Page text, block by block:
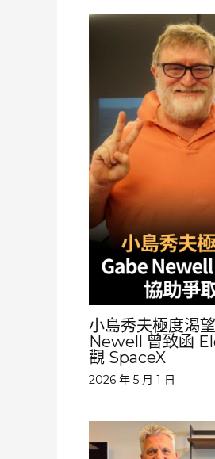
小島秀夫極度渴
Newell 曾致函
觀 SpaceX
2026 年 5 月 1 日